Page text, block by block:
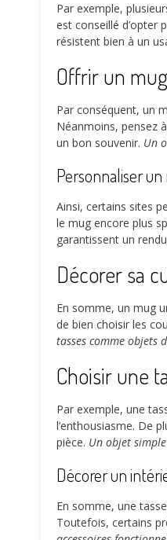
Par exemple,
est conseillé d’opter
résistent bien à un
Offrir un
Par conséquent, un
Néanmoins, pensez
un bon souvenir. Un
Personnaliser
Ainsi, certains sites
le mug encore plus
garantissent un
Décorer sa
En somme, un mug
de bien choisir les
tasses comme objets
Choisir une
Par exemple, une
l’enthousiasme. De
pièce. Un objet
Décorer un
En somme, une
Toutefois, certains